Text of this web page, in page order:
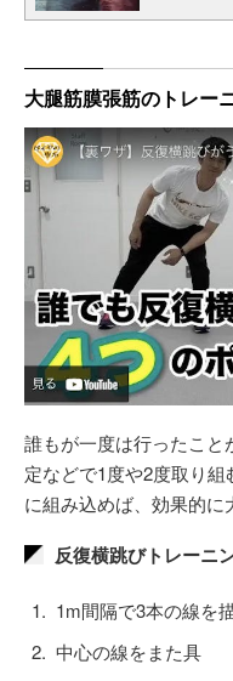
大腿筋膜張筋のトレー
誰もが一度は行ったこと
定などで1度や2度取り
に組み込めば、効果的に
反復横跳びトレーニ
1m間隔で3本の線を
中心の線をまた具